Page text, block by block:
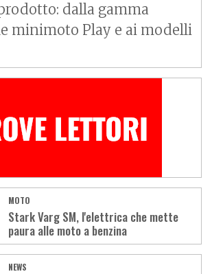
dalla gamma
minimoto Play e ai modelli
MOTO
Stark Varg SM, l'elettrica che mette
paura alle moto a benzina
NEWS